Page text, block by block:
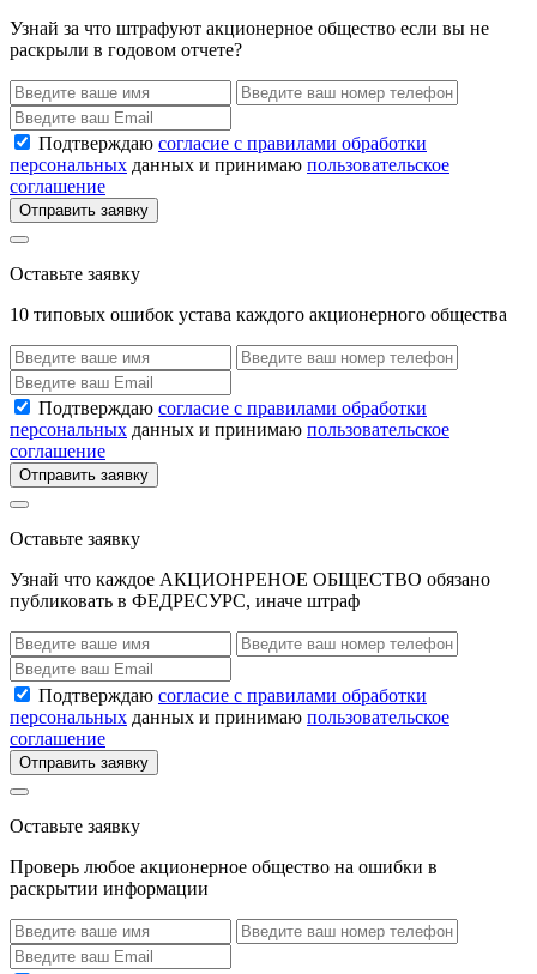
Узнай за что штрафуют акционерное общество если вы не
раскрыли в годовом отчете?
Подтверждаю согласие с правилами обработки
персональных данных и принимаю пользовательское
соглашение
Отправить заявку
Оставьте заявку
10 типовых ошибок устава каждого акционерного общества
Подтверждаю согласие с правилами обработки
персональных данных и принимаю пользовательское
соглашение
Отправить заявку
Оставьте заявку
Узнай что каждое АКЦИОНРЕНОЕ ОБЩЕСТВО обязано
публиковать в ФЕДРЕСУРС, иначе штраф
Подтверждаю согласие с правилами обработки
персональных данных и принимаю пользовательское
соглашение
Отправить заявку
Оставьте заявку
Проверь любое акционерное общество на ошибки в
раскрытии информации